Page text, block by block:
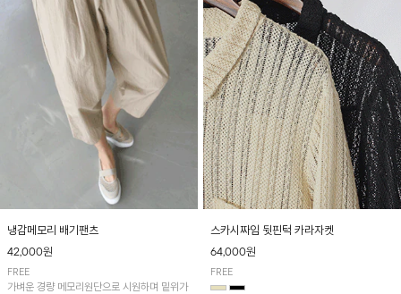
냉감메모리 배기팬츠
42,000원
FREE
가벼운 경량 메모리원단으로 시원하며 밑위가
스카시짜임 뒷핀턱 카라자켓
64,000원
FREE